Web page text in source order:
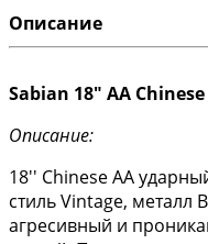
Описание
Sabian 18" AA Chinese
Описание:
18'' Chinese AA
стиль Vintage, металл
агресивный и